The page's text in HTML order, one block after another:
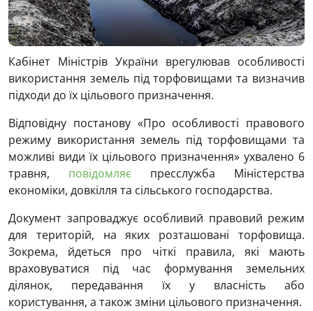
Кабінет Міністрів України врегулював особливості
використання земель під торфовищами та визначив
підходи до їх цільового призначення.
Відповідну постанову «Про особливості правового
режиму використання земель під торфовищами та
можливі види їх цільового призначення» ухвалено 6
травня, повідомляє пресслужба Міністерства
економіки, довкілля та сільського господарства.
Документ запроваджує особливий правовий режим
для територій, на яких розташовані торфовища.
Зокрема, йдеться про чіткі правила, які мають
враховуватися під час формування земельних
ділянок, передавання їх у власність або
користування, а також зміни цільового призначення.